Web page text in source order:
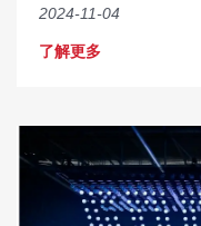
2024-11-04
了解更多